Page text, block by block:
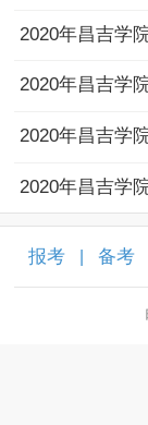
2020年昌吉学
2020年昌吉学
2020年昌吉学
报考 备考